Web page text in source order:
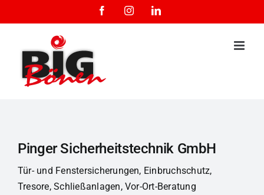
Inhalt
FacebookInstagramLinkedIn
Pinger Sicherheitstechnik GmbH
Tür- und Fenstersicherungen, Einbruchschutz,
Tresore, Schließanlagen, Vor-Ort-Beratung